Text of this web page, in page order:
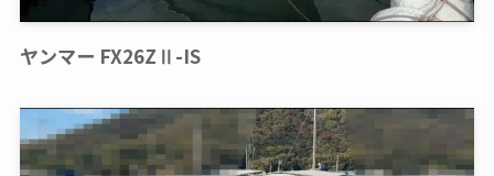
ヤンマー FX26ZⅡ-IS